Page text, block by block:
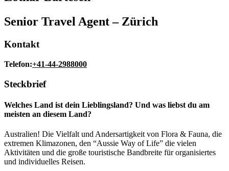
Senior Travel Agent – Zürich
Kontakt
Telefon:+41-44-2988000
Steckbrief
Welches Land ist dein Lieblingsland? Und was liebst du am
meisten an diesem Land?
Australien! Die Vielfalt und Andersartigkeit von Flora & Fauna, die
extremen Klimazonen, den “Aussie Way of Life” die vielen
Aktivitäten und die große touristische Bandbreite für organisiertes
und individuelles Reisen.
Südafrika
Namibia
Costa Rica
Wunschliste teilen
Du kannst Deine Reiselieblinge speichern mit Freunden teilen und